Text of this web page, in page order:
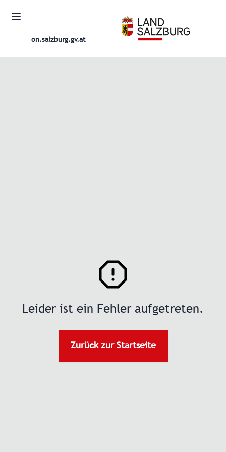
on.salzburg.gv.at
Leider ist ein Fehler aufgetreten.
Zurück zur Startseite